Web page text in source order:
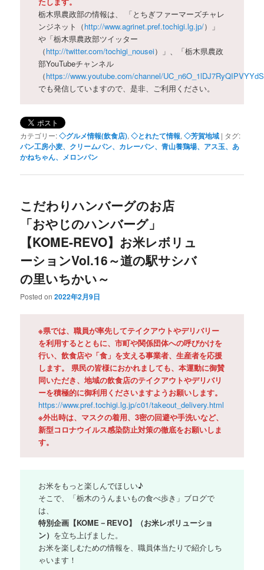
栃木県農政部の情報は、 「とちぎファーマーズチャレ
ンジネット（http://www.agrinet.pref.tochigi.lg.jp/）」
や「栃木県農政部ツイッター
（http://twitter.com/tochigi_nousei）」、「栃木県農政
部YouTubeチャンネル
（https://www.youtube.com/channel/
でも発信していますので、是非、ご利用ください。
カテゴリー:◇グルメ情報(飲食店),◇とれたて情報,◇芳賀地域 | タグ:
パン工房小麦、クリームパン、カレーパン、青山養鶏場、アス玉、あ
かねちゃん、メロンパン
こだわりハンバーグのお店
「おやじのハンバーグ」
【KOME-REVO】お米レボリュ
ーションVol.16～道の駅サシバ
の里いちかい～
Posted on2022年2月9日
※県では、職員が率先してテイクアウトやデリバリー
を利用するとともに、市町や関係団体への呼びかけを
行い、飲食店や「食」を支える事業者、生産者を応援
します。 県民の皆様におかれましても、本運動に御賛
同いただき、地域の飲食店のテイクアウトやデリバリ
ーを積極的に御利用くださいますようお願いします。
https://www.pref.tochigi.lg.jp/c01/takeout_delivery.html
※外出時は、マスクの着用、3密の回避や手洗いなど、
新型コロナウイルス感染防止対策の徹底をお願いしま
す。
お米をもっと楽しんでほしい♪
そこで、「栃木のうんまいもの食べ歩き」ブログで
は、
特別企画【KOME－REVO】（お米レボリューショ
ン） を立ち上げました。
お米を楽しむための情報を、職員体当たりで紹介しち
ゃいます！